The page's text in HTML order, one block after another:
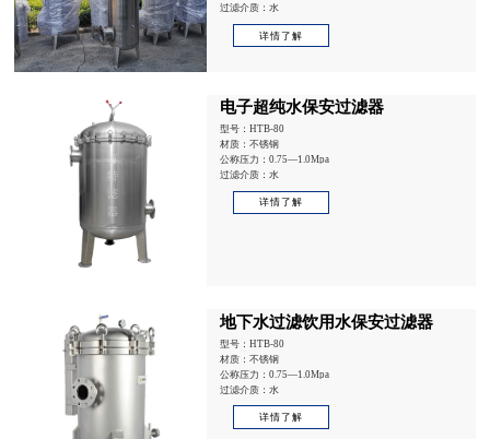
过滤介质：水
详情了解
电子超纯水保安过滤器
型号：HTB-80
材质：不锈钢
公称压力：0.75—1.0Mpa
过滤介质：水
详情了解
地下水过滤饮用水保安过滤器
型号：HTB-80
材质：不锈钢
公称压力：0.75—1.0Mpa
过滤介质：水
详情了解